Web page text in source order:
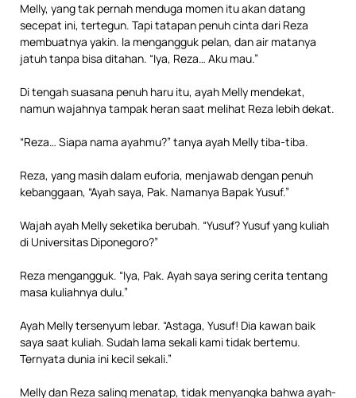
Melly, yang tak pernah menduga momen itu akan datang
secepat ini, tertegun. Tapi tatapan penuh cinta dari Reza
membuatnya yakin. Ia mengangguk pelan, dan air matanya
jatuh tanpa bisa ditahan. “Iya, Reza… Aku mau.”
Di tengah suasana penuh haru itu, ayah Melly mendekat,
namun wajahnya tampak heran saat melihat Reza lebih dekat.
“Reza… Siapa nama ayahmu?” tanya ayah Melly tiba-tiba.
Reza, yang masih dalam euforia, menjawab dengan penuh
kebanggaan, “Ayah saya, Pak. Namanya Bapak Yusuf.”
Wajah ayah Melly seketika berubah. “Yusuf? Yusuf yang kuliah
di Universitas Diponegoro?”
Reza mengangguk. “Iya, Pak. Ayah saya sering cerita tentang
masa kuliahnya dulu.”
Ayah Melly tersenyum lebar. “Astaga, Yusuf! Dia kawan baik
saya saat kuliah. Sudah lama sekali kami tidak bertemu.
Ternyata dunia ini kecil sekali.”
Melly dan Reza saling menatap, tidak menyangka bahwa ayah-